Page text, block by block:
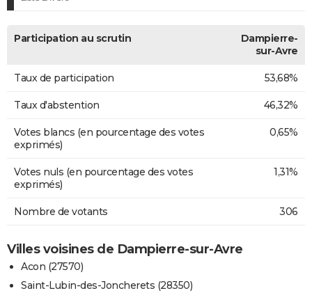
Participation au scrutin
Dampierre-
sur-Avre
Taux de participation 53,68%
Taux d'abstention 46,32%
Votes blancs (en pourcentage des votes
exprimés)
0,65%
Votes nuls (en pourcentage des votes
exprimés)
1,31%
Nombre de votants 306
Villes voisines de Dampierre-sur-Avre
Acon (27570)
Saint-Lubin-des-Joncherets (28350)